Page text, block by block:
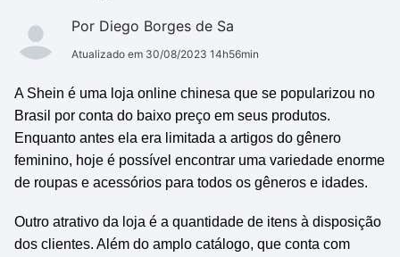
Por Diego Borges de Sa
Atualizado em 30/08/2023 14h56min
A Shein é uma loja online chinesa que se popularizou no
Brasil por conta do baixo preço em seus produtos.
Enquanto antes ela era limitada a artigos do gênero
feminino, hoje é possível encontrar uma variedade enorme
de roupas e acessórios para todos os gêneros e idades.
Outro atrativo da loja é a quantidade de itens à disposição
dos clientes. Além do amplo catálogo, que conta com